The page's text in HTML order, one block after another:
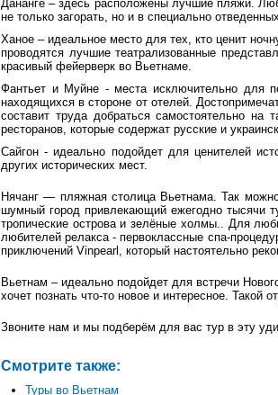
Дананге – здесь расположены лучшие пляжи.
не только загорать, но и в специально
Ханое – идеальное место для тех, кто ценит
проводятся лучшие театрализованные
красивый фейерверк во Вьетнаме.
Фантьет и Муйне - места исключительно для
находящихся в стороне от отелей.
составит труда добраться самостоятельно
ресторанов, которые содержат русские и
Сайгон - идеально подойдет для ценителей
других исторических мест.
Нячанг — пляжная столица Вьетнама. Так
шумный город привлекающий ежегодно тысячи
тропические острова и зелёные холмы.. Для
любителей релакса - первоклассные спа-
приключений Vinpearl, который настоятельно
Вьетнам – идеально подойдет для встречи
хочет познать что-то новое и интересное. Такой
Звоните нам и мы подберём для вас тур в эту
Смотрите также:
Туры во Вьетнам